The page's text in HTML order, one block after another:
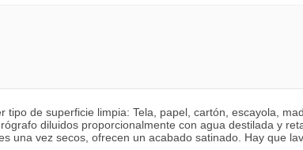
de superficie limpia: Tela, papel, cartón, escayola,
diluidos proporcionalmente con agua destilada y
una vez secos, ofrecen un acabado satinado. Hay que